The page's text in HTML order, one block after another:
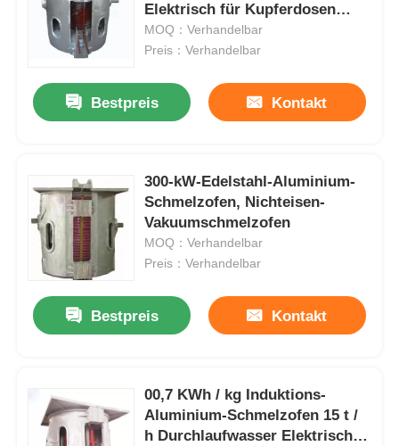
Elektrisch für Kupferdosen
Hochleistung
MOQ：Verhandelbar
Preis：Verhandelbar
Bestpreis Kontakt
300-kW-Edelstahl-Aluminium-
Schmelzofen, Nichteisen-
Vakuumschmelzofen
MOQ：Verhandelbar
Preis：Verhandelbar
Bestpreis Kontakt
00,7 KWh / kg Induktions-
Aluminium-Schmelzofen 15 t /
h Durchlaufwasser Elektrische